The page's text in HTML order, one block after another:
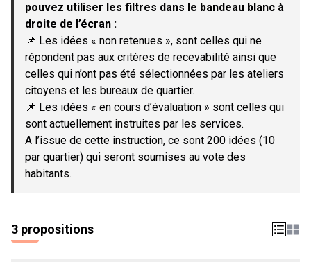
pouvez utiliser les filtres dans le bandeau blanc à
droite de l’écran :
📌 Les idées « non retenues », sont celles qui ne
répondent pas aux critères de recevabilité ainsi que
celles qui n’ont pas été sélectionnées par les ateliers
citoyens et les bureaux de quartier.
📌 Les idées « en cours d’évaluation » sont celles qui
sont actuellement instruites par les services.
A l’issue de cette instruction, ce sont 200 idées (10
par quartier) qui seront soumises au vote des
habitants.
3 propositions